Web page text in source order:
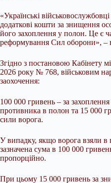
«Українські
додаткові кошти за знищення
його захоплення у полон. Це є
реформування Сил оборони», –
Згідно з постановою Кабінету
2026 року № 768, військовим
заохочення:
100 000 гривень – за
противника в полон та 15 000
сили ворога.
У випадку, якщо ворога взяли в
зазначена сума в 100 000
пропорційно.
При цьому 15 000 гривень за